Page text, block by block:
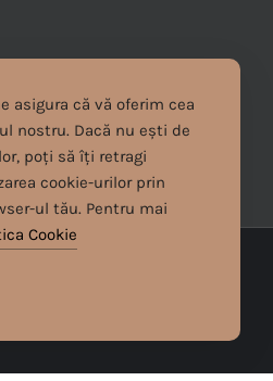
asigura că vă oferim cea
nostru. Dacă nu ești de
poți să îți retragi
cookie-urilor prin
ul tău. Pentru mai
Cookie